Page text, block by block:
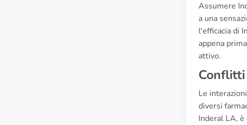
Assumere
a una
l'efficacia di
appena
attivo.
Conflitti
Le
diversi
Inderal LA,